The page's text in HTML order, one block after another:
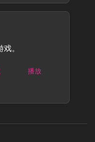
。
播放